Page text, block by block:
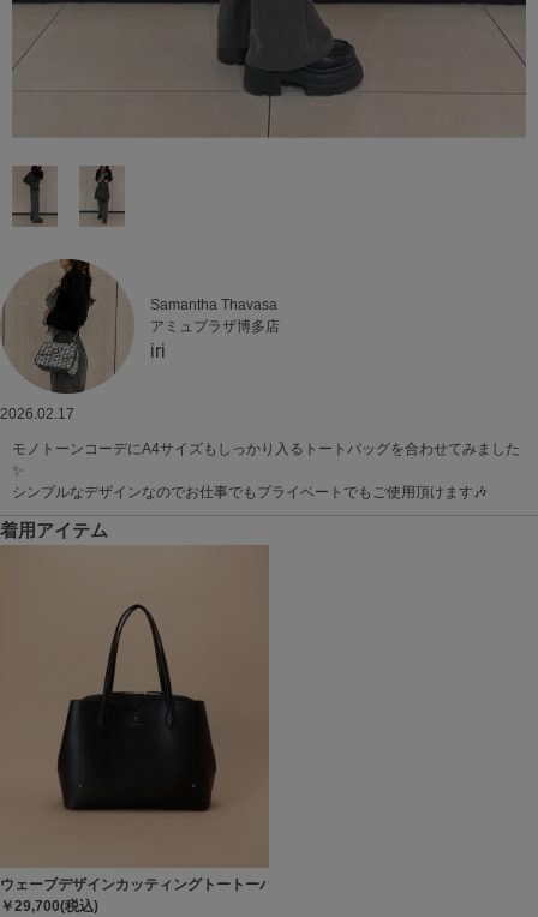
Samantha Thavasa
アミュプラザ博多店
iri
2026.02.17
モノトーンコーデにA4サイズもしっかり入るトートバッグを合わせてみました
✨
シンプルなデザインなのでお仕事でもプライベートでもご使用頂けます🎶
着用アイテム
ウェーブデザインカッティングトートーバッグ
￥29,700(税込)